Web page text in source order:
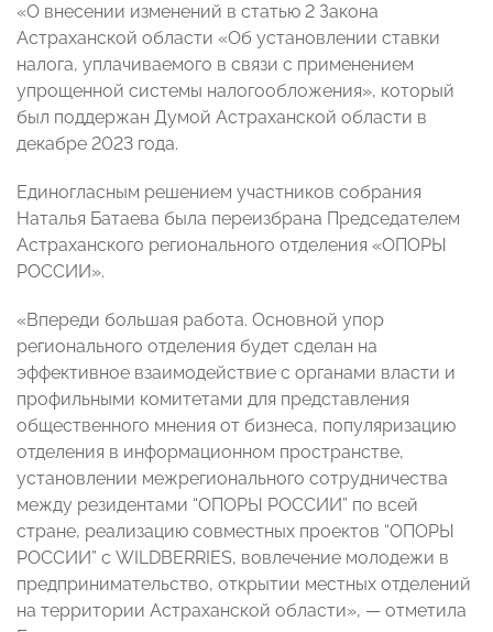
«О внесении изменений в статью 2 Закона
Астраханской области «Об установлении ставки
налога, уплачиваемого в связи с применением
упрощенной системы налогообложения», который
был поддержан Думой Астраханской области в
декабре 2023 года.
Единогласным решением участников собрания
Наталья Батаева была переизбрана Председателем
Астраханского регионального отделения «ОПОРЫ
РОССИИ».
«Впереди большая работа. Основной упор
регионального отделения будет сделан на
эффективное взаимодействие с органами власти и
профильными комитетами для представления
общественного мнения от бизнеса, популяризацию
отделения в информационном пространстве,
установлении межрегионального сотрудничества
между резидентами “ОПОРЫ РОССИИ” по всей
стране, реализацию совместных проектов “ОПОРЫ
РОССИИ” с WILDBERRIES, вовлечение молодежи в
предпринимательство, открытии местных отделений
на территории Астраханской области», — отметила